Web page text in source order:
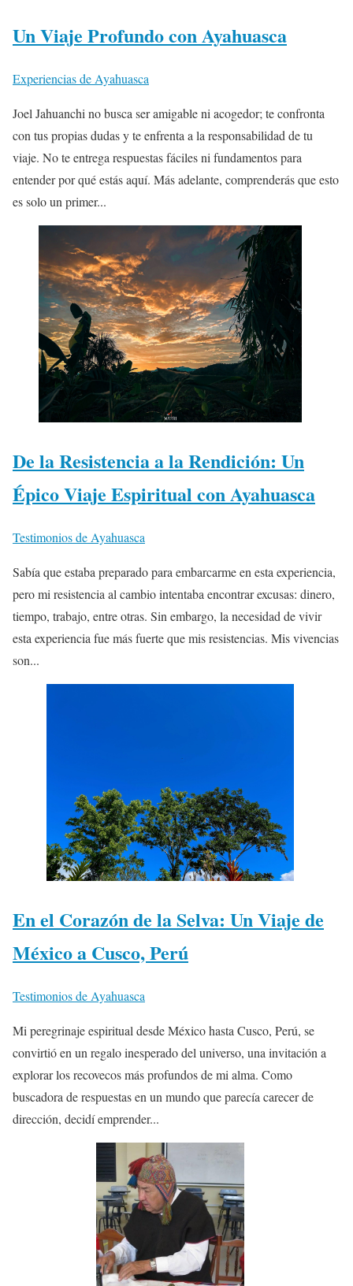
Un Viaje Profundo con Ayahuasca
Experiencias de Ayahuasca
Joel Jahuanchi no busca ser amigable ni acogedor; te confronta
con tus propias dudas y te enfrenta a la responsabilidad de tu
viaje. No te entrega respuestas fáciles ni fundamentos para
entender por qué estás aquí. Más adelante, comprenderás que esto
es solo un primer...
De la Resistencia a la Rendición: Un
Épico Viaje Espiritual con Ayahuasca
Testimonios de Ayahuasca
Sabía que estaba preparado para embarcarme en esta experiencia,
pero mi resistencia al cambio intentaba encontrar excusas: dinero,
tiempo, trabajo, entre otras. Sin embargo, la necesidad de vivir
esta experiencia fue más fuerte que mis resistencias. Mis vivencias
son...
En el Corazón de la Selva: Un Viaje de
México a Cusco, Perú
Testimonios de Ayahuasca
Mi peregrinaje espiritual desde México hasta Cusco, Perú, se
convirtió en un regalo inesperado del universo, una invitación a
explorar los recovecos más profundos de mi alma. Como
buscadora de respuestas en un mundo que parecía carecer de
dirección, decidí emprender...